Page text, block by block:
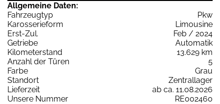
Allgemeine Daten:
Fahrzeugtyp
Pkw
Karosserieform
Limousine
Erst-Zul.
Feb / 2024
Getriebe
Automatik
Kilometerstand
13.629 km
Anzahl der Türen
5
Farbe
Grau
Standort
Zentrallager
Lieferzeit
ab ca. 11.08.2026
Unsere Nummer
RE002460